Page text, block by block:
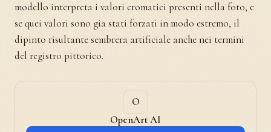
modello interpreta i valori cromatici presenti nella foto, e
se quei valori sono gia stati forzati in modo estremo, il
dipinto risultante sembrera artificiale anche nei termini
del registro pittorico.
OpenArt AI